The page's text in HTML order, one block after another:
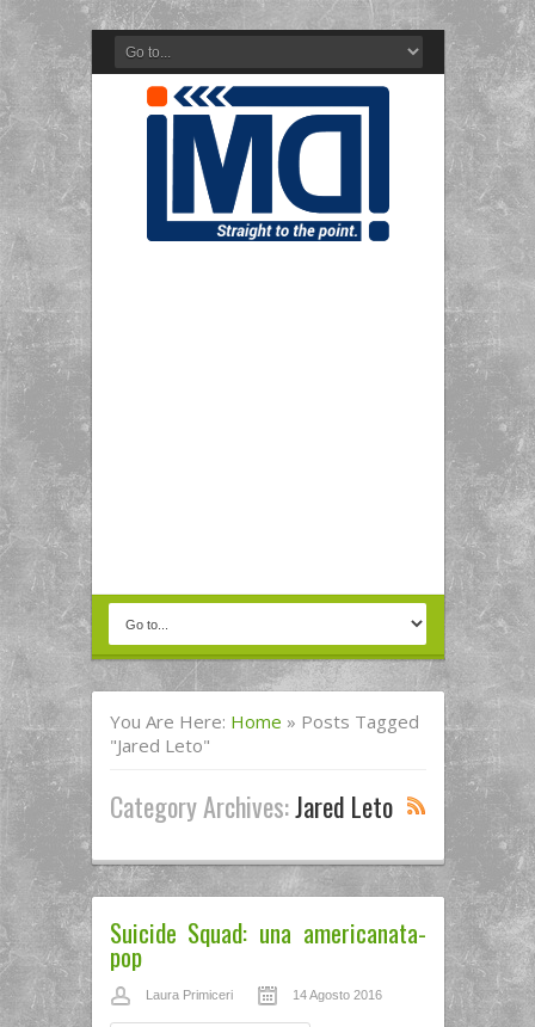
You Are Here: Home » Posts Tagged
"jared Leto"
Category Archives:Jared Leto
Suicide Squad: una americanata-
pop
Laura Primiceri 14 Agosto 2016